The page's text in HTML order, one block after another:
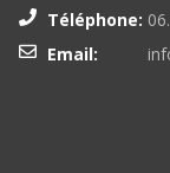
Téléphone:
Email: